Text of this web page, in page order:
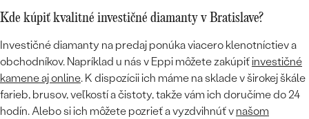
RUČNE RYTÉ
S VÝPLŇOU
SVADOBNÉ SETY
ZAČAŤ S DIAMANTOM
ZAČAŤ S LABGROWN DIAMANTOM
ZAČAŤ S FAREBNÝM DIAMANTOM
DETSKÉ ŠPERKY
BROŠNE
DOPLNKY
DETSKÉ
PIERCING
PODĽA DRAHOKAMU
MEDAILÓNY
RETIAZKY
V TVARE SRDCA
STATEMENT
PEČATNÉ
PERSONALIZOVANÉ
Kde kúpiť kvalitné investičné diamanty v Bratislave?
Investičné diamanty na predaj ponúka viacero klenotníctiev a
obchodníkov. Napríklad u nás v Eppi môžete zakúpiťinvestičné
kamene aj online. K dispozícii ich máme na sklade v širokej škále
farieb, brusov, veľkostí a čistoty, takže vám ich doručíme do 24
hodín. Alebo si ich môžete pozrieť a vyzdvihnúť v našom